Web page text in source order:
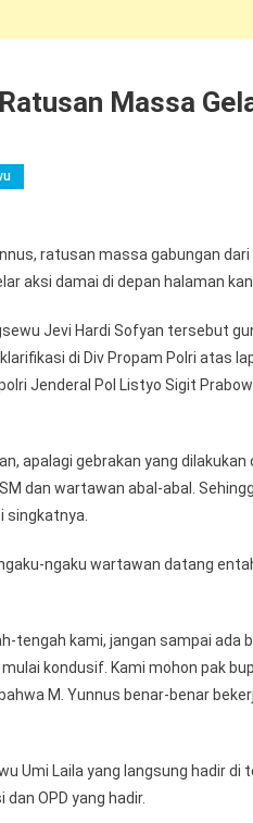
Massa
ratusan massa gabungan
aksi damai di depan halaman
Jevi Hardi Sofyan tersebut
di Div Propam Polri atas
Jenderal Pol Listyo Sigit
apalagi gebrakan yang
dan wartawan abal-abal.
singkatnya.
ngaku wartawan datang
tengah kami, jangan sampai ada
kondusif. Kami mohon pak
M. Yunnus benar-benar
Umi Laila yang langsung hadir di
OPD yang hadir.